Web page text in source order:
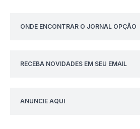
ONDE ENCONTRAR O JORNAL OPÇÃO
RECEBA NOVIDADES EM SEU EMAIL
ANUNCIE AQUI